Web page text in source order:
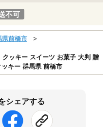
不可
県前橋市
ッキー スイーツ お菓子 大判 贈
キー 群馬県 前橋市
シェアする